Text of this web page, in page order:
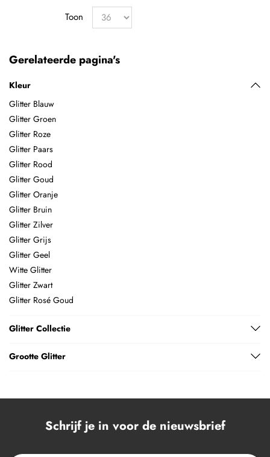
Toon
Gerelateerde pagina's
Kleur
Glitter Blauw
Glitter Groen
Glitter Roze
Glitter Paars
Glitter Rood
Glitter Goud
Glitter Oranje
Glitter Bruin
Glitter Zilver
Glitter Grijs
Glitter Geel
Witte Glitter
Glitter Zwart
Glitter Rosé Goud
Glitter Collectie
Grootte Glitter
Schrijf je in voor de nieuwsbrief